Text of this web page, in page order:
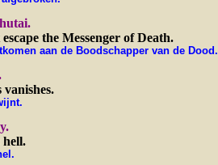
the Messenger of Death.
aan de Boodschapper van de Dood.
hell.